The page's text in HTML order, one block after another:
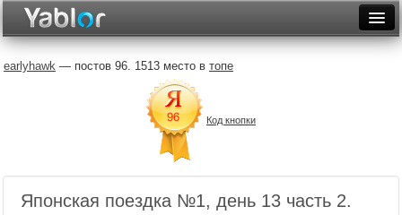
Неделя
Месяц
Рейтинги
Архив
earlyhawk — постов 96. 1513 место в топе
Код кнопки
Японская поездка №1, день 13 часть 2.